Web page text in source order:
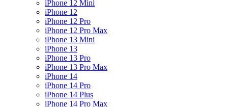
iPhone 12 Mini
iPhone 12
iPhone 12 Pro
iPhone 12 Pro Max
iPhone 13 Mini
iPhone 13
iPhone 13 Pro
iPhone 13 Pro Max
iPhone 14
iPhone 14 Pro
iPhone 14 Plus
iPhone 14 Pro Max